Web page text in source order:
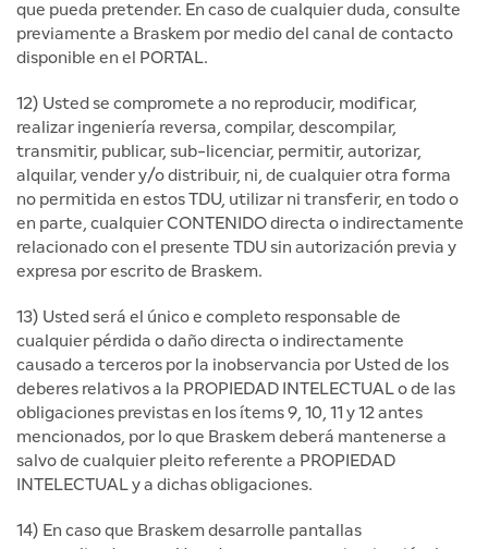
que pueda pretender. En caso de cualquier duda, consulte
previamente a Braskem por medio del canal de contacto
disponible en el PORTAL.
12) Usted se compromete a no reproducir, modificar,
realizar ingeniería reversa, compilar, descompilar,
transmitir, publicar, sub-licenciar, permitir, autorizar,
alquilar, vender y/o distribuir, ni, de cualquier otra forma
no permitida en estos TDU, utilizar ni transferir, en todo o
en parte, cualquier CONTENIDO directa o indirectamente
relacionado con el presente TDU sin autorización previa y
expresa por escrito de Braskem.
13) Usted será el único e completo responsable de
cualquier pérdida o daño directa o indirectamente
causado a terceros por la inobservancia por Usted de los
deberes relativos a la PROPIEDAD INTELECTUAL o de las
obligaciones previstas en los ítems 9, 10, 11 y 12 antes
mencionados, por lo que Braskem deberá mantenerse a
salvo de cualquier pleito referente a PROPIEDAD
INTELECTUAL y a dichas obligaciones.
14) En caso que Braskem desarrolle pantallas